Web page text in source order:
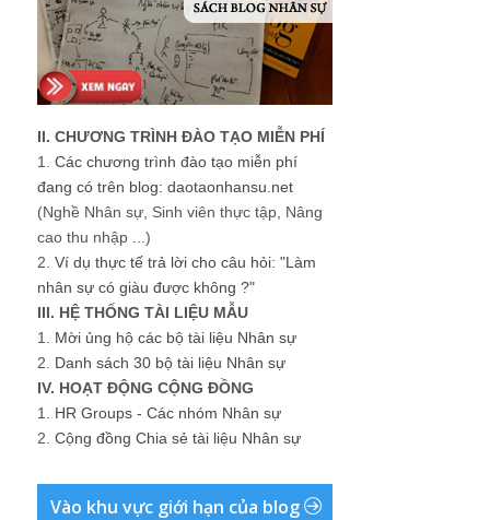
II. CHƯƠNG TRÌNH ĐÀO TẠO MIỄN PHÍ
1. Các chương trình đào tạo miễn phí
đang có trên blog: daotaonhansu.net
(Nghề Nhân sự, Sinh viên thực tập, Nâng
cao thu nhập ...)
2. Ví dụ thực tế trả lời cho câu hỏi: "Làm
nhân sự có giàu được không ?"
III. HỆ THỐNG TÀI LIỆU MẪU
1. Mời ủng hộ các bộ tài liệu Nhân sự
2. Danh sách 30 bộ tài liệu Nhân sự
IV. HOẠT ĐỘNG CỘNG ĐỒNG
1. HR Groups - Các nhóm Nhân sự
2. Cộng đồng Chia sẻ tài liệu Nhân sự
Vào khu vực giới hạn của blog